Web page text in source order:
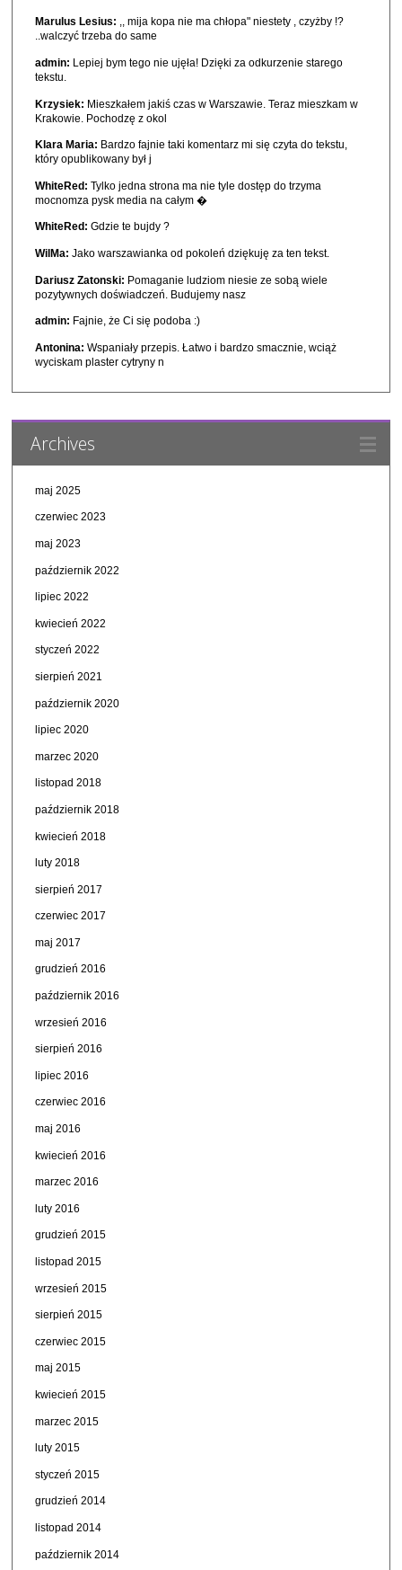
Marulus Lesius: ,, mija kopa nie ma chłopa" niestety , czyżby !?
..walczyć trzeba do same
admin: Lepiej bym tego nie ujęła! Dzięki za odkurzenie starego
tekstu.
Krzysiek: Mieszkałem jakiś czas w Warszawie. Teraz mieszkam w
Krakowie. Pochodzę z okol
Klara Maria: Bardzo fajnie taki komentarz mi się czyta do tekstu,
który opublikowany był j
WhiteRed: Tylko jedna strona ma nie tyle dostęp do trzyma
mocnomza pysk media na całym �
WhiteRed: Gdzie te bujdy ?
WilMa: Jako warszawianka od pokoleń dziękuję za ten tekst.
Dariusz Zatonski: Pomaganie ludziom niesie ze sobą wiele
pozytywnych doświadczeń. Budujemy nasz
admin: Fajnie, że Ci się podoba :)
Antonina: Wspaniały przepis. Łatwo i bardzo smacznie, wciąż
wyciskam plaster cytryny n
Archives
maj 2025
czerwiec 2023
maj 2023
październik 2022
lipiec 2022
kwiecień 2022
styczeń 2022
sierpień 2021
październik 2020
lipiec 2020
marzec 2020
listopad 2018
październik 2018
kwiecień 2018
luty 2018
sierpień 2017
czerwiec 2017
maj 2017
grudzień 2016
październik 2016
wrzesień 2016
sierpień 2016
lipiec 2016
czerwiec 2016
maj 2016
kwiecień 2016
marzec 2016
luty 2016
grudzień 2015
listopad 2015
wrzesień 2015
sierpień 2015
czerwiec 2015
maj 2015
kwiecień 2015
marzec 2015
luty 2015
styczeń 2015
grudzień 2014
listopad 2014
październik 2014